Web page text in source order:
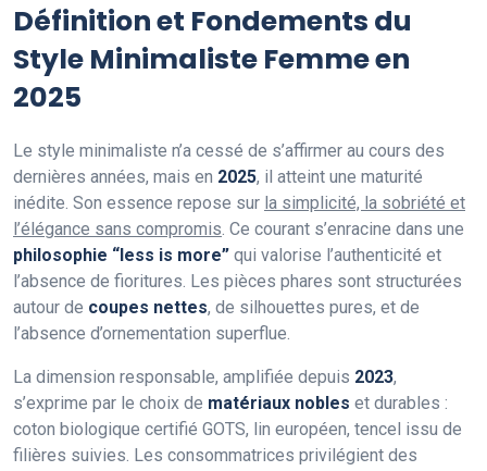
Définition et Fondements du
Style Minimaliste Femme en
2025
Le style minimaliste n’a cessé de s’affirmer au cours des
dernières années, mais en 2025, il atteint une maturité
inédite. Son essence repose sur la simplicité, la sobriété et
l’élégance sans compromis . Ce courant s’enracine dans une
philosophie “less is more” qui valorise l’authenticité et
l’absence de fioritures. Les pièces phares sont structurées
autour de coupes nettes, de silhouettes pures, et de
l’absence d’ornementation superflue.
La dimension responsable, amplifiée depuis 2023,
s’exprime par le choix de matériaux nobles et durables :
coton biologique certifié GOTS, lin européen, tencel issu de
filières suivies. Les consommatrices privilégient des